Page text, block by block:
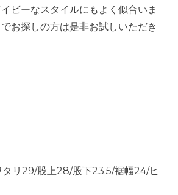
ビーなスタイルにもよく似合いま
お探しの方は是非お試しいただき
リ29/股上28/股下23.5/裾幅24/ヒ